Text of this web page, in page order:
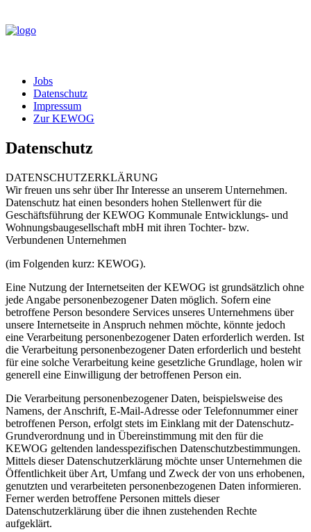
Jobs
Datenschutz
Impressum
Zur KEWOG
Datenschutz
DATENSCHUTZERKLÄRUNG
Wir freuen uns sehr über Ihr Interesse an unserem Unternehmen.
Datenschutz hat einen besonders hohen Stellenwert für die
Geschäftsführung der KEWOG Kommunale Entwicklungs- und
Wohnungsbaugesellschaft mbH mit ihren Tochter- bzw.
Verbundenen Unternehmen
(im Folgenden kurz: KEWOG).
Eine Nutzung der Internetseiten der KEWOG ist grundsätzlich ohne
jede Angabe personenbezogener Daten möglich. Sofern eine
betroffene Person besondere Services unseres Unternehmens über
unsere Internetseite in Anspruch nehmen möchte, könnte jedoch
eine Verarbeitung personenbezogener Daten erforderlich werden. Ist
die Verarbeitung personenbezogener Daten erforderlich und besteht
für eine solche Verarbeitung keine gesetzliche Grundlage, holen wir
generell eine Einwilligung der betroffenen Person ein.
Die Verarbeitung personenbezogener Daten, beispielsweise des
Namens, der Anschrift, E-Mail-Adresse oder Telefonnummer einer
betroffenen Person, erfolgt stets im Einklang mit der Datenschutz-
Grundverordnung und in Übereinstimmung mit den für die
KEWOG geltenden landesspezifischen Datenschutzbestimmungen.
Mittels dieser Datenschutzerklärung möchte unser Unternehmen die
Öffentlichkeit über Art, Umfang und Zweck der von uns erhobenen,
genutzten und verarbeiteten personenbezogenen Daten informieren.
Ferner werden betroffene Personen mittels dieser
Datenschutzerklärung über die ihnen zustehenden Rechte
aufgeklärt.